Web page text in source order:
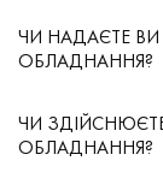
виробниками,
Ganshorn,
пропонувати
здоров’я.
ЧИ НАДАЄТЕ
ОБЛАДНАННЯ?
все обладнання,
залежить від
ЧИ
ОБЛАДНАННЯ?